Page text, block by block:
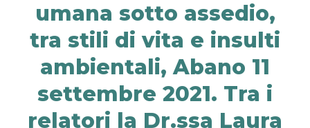
umana sotto assedio,
tra stili di vita e insulti
ambientali, Abano 11
settembre 2021. Tra i
relatori la Dr.ssa Laura